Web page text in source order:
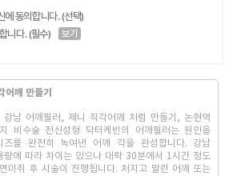
에 동의합니다. (선택)
니다. (필수)
보기
어깨 만들기
남 어깨필러, 제니 직각어깨 처럼 만들기, 논현역
비수술 전신성형 닥터케빈의 어깨필러는 원인을
즈를 완전히 녹여낸 어깨 각을 완성합니다. 강남
량에 따라 차이는 있으나 대략 30분에서 1시간 정도
마취 후 시술이 진행됩니다. 처지고 말린 어깨 또는